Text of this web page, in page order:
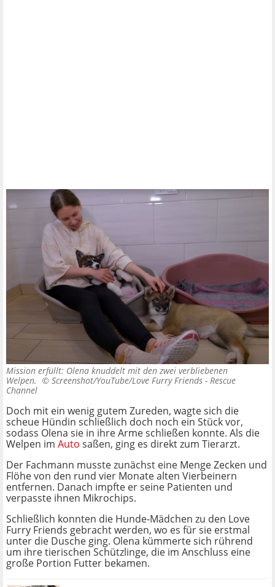
Mission erfüllt: Olena knuddelt mit den zwei verbliebenen
Welpen. © Screenshot/YouTube/Love Furry Friends - Rescue
Channel
Doch mit ein wenig gutem Zureden, wagte sich die
scheue Hündin schließlich doch noch ein Stück vor,
sodass Olena sie in ihre Arme schließen konnte. Als die
Welpen im Auto saßen, ging es direkt zum Tierarzt.
Der Fachmann musste zunächst eine Menge Zecken und
Flöhe von den rund vier Monate alten Vierbeinern
entfernen. Danach impfte er seine Patienten und
verpasste ihnen Mikrochips.
Schließlich konnten die Hunde-Mädchen zu den Love
Furry Friends gebracht werden, wo es für sie erstmal
unter die Dusche ging. Olena kümmerte sich rührend
um ihre tierischen Schützlinge, die im Anschluss eine
große Portion Futter bekamen.